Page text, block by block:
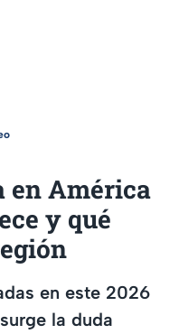
en América
y qué
en este 2026
la duda